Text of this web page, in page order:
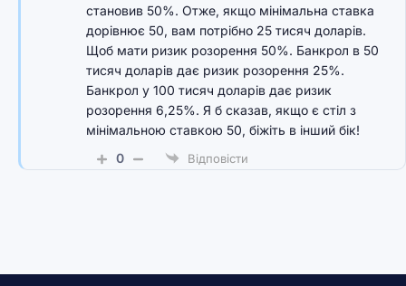
становив 50%. Отже, якщо мінімальна ставка
дорівнює 50, вам потрібно 25 тисяч доларів.
Щоб мати ризик розорення 50%. Банкрол в 50
тисяч доларів дає ризик розорення 25%.
Банкрол у 100 тисяч доларів дає ризик
розорення 6,25%. Я б сказав, якщо є стіл з
мінімальною ставкою 50, біжіть в інший бік!
0
Відповісти